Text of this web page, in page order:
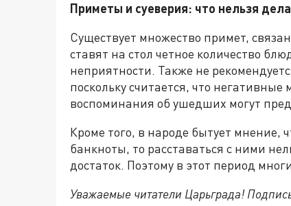
Приметы и суеверия: что нельзя
Существует множество примет,
ставят на стол четное количество
неприятности. Также не
поскольку считается, что
воспоминания об ушедших могут
Кроме того, в народе бытует мнение,
банкноты, то расставаться с ними
достаток. Поэтому в этот период
Уважаемые читатели Царьграда!